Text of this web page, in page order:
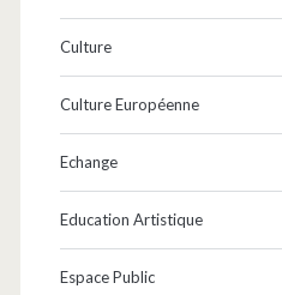
Culture
Culture Européenne
Echange
Education Artistique
Espace Public